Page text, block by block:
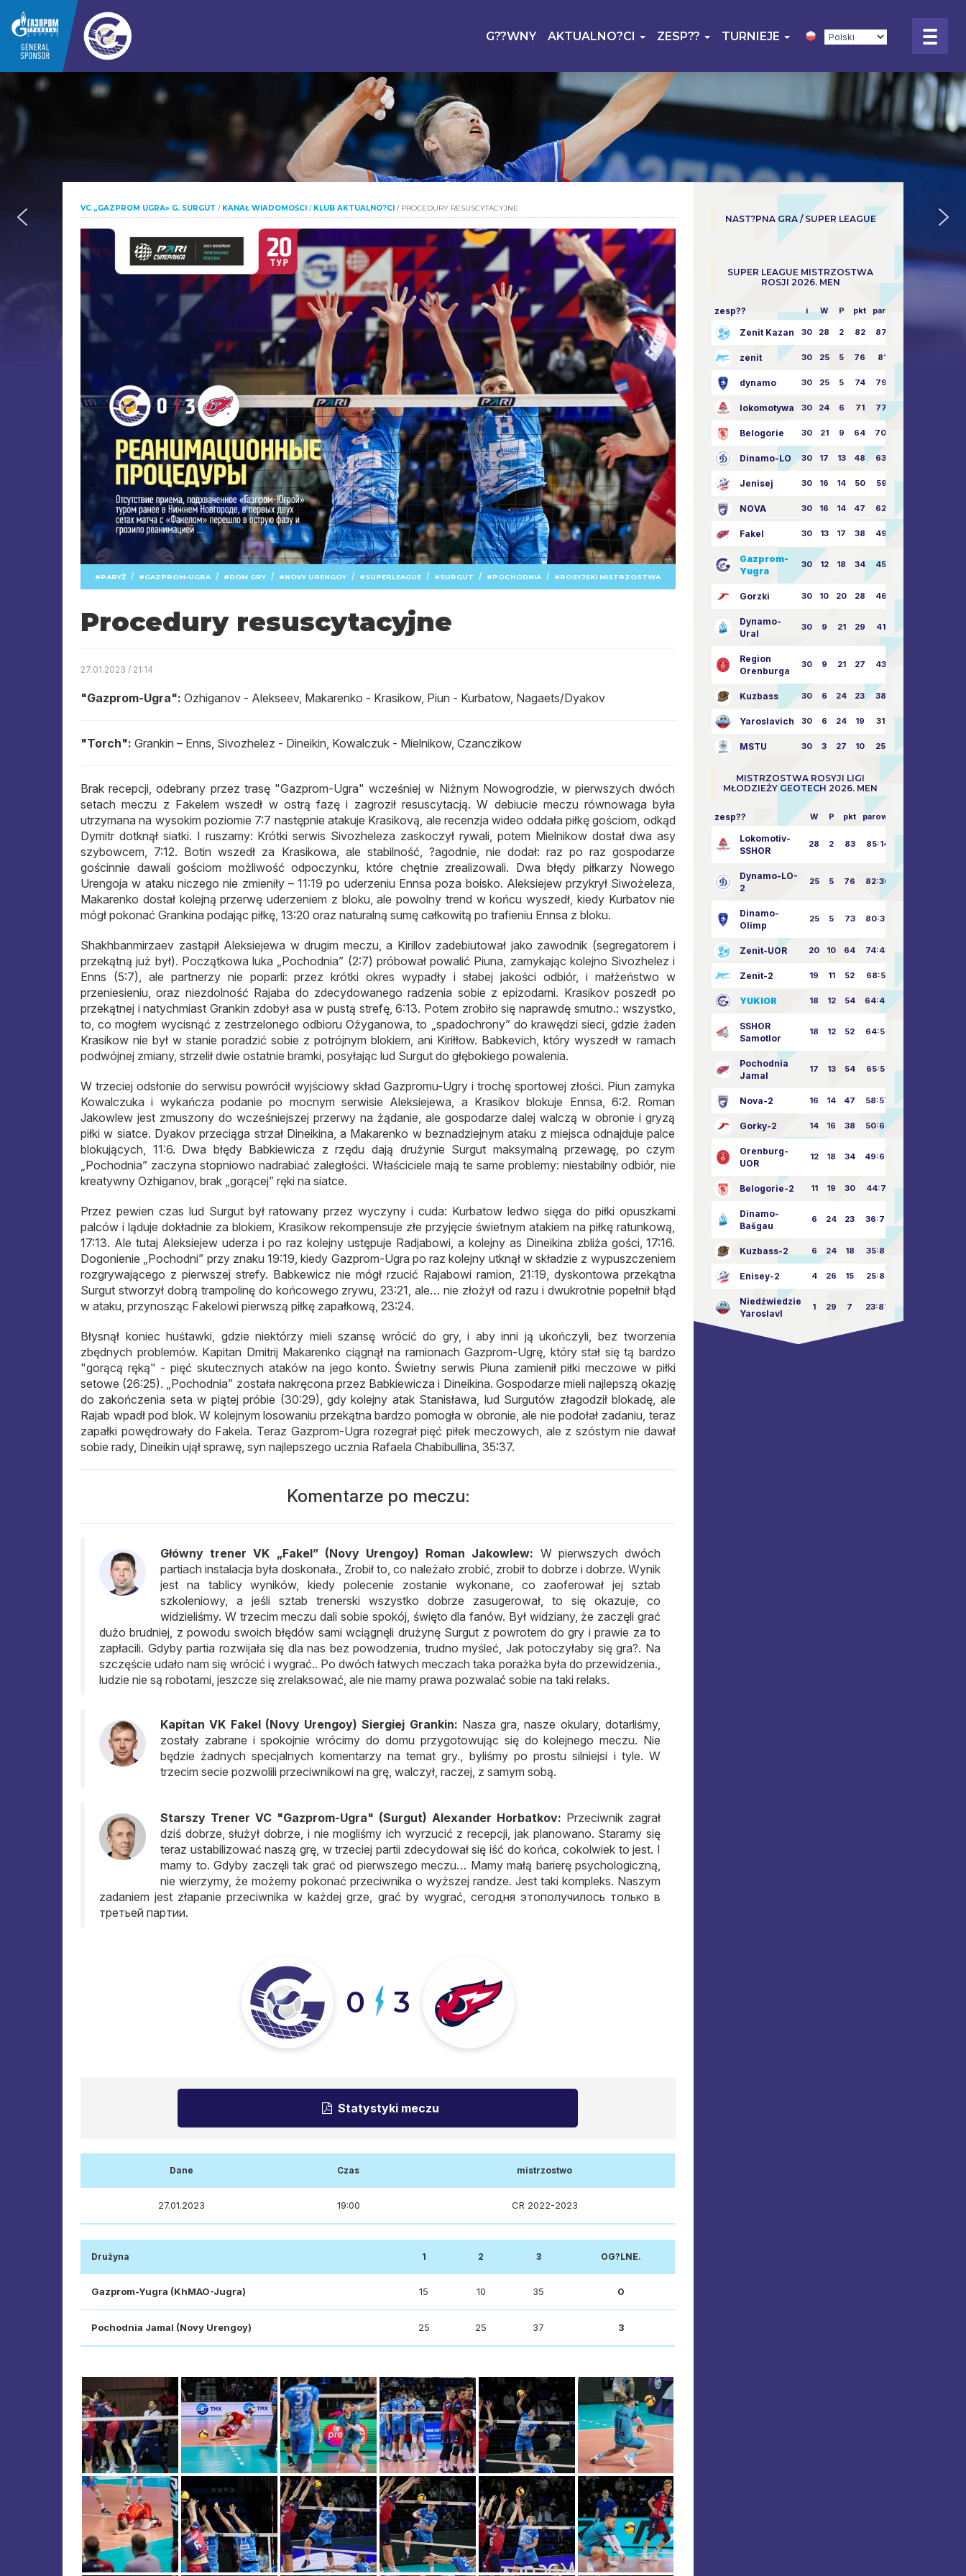
G??WNY AKTUALNO?CI ZESP?? TURNIEJE
VC „GAZPROM UGRA» G. SURGUT / KANAŁ WIADOMOŚCI / KLUB AKTUALNO?CI / PROCEDURY RESUSCYTACYJNE
PARYŻ / GAZPROM-UGRA / DOM GRY / NOVY URENGOY / SUPERLEAGUE / SURGUT / POCHODNIA / ROSYJSKI MISTRZOSTWA
Procedury resuscytacyjne
27.01.2023 / 21:14
"Gazprom-Ugra": Ozhiganov - Alekseev, Makarenko - Krasikow, Piun - Kurbatow, Nagaets/Dyakov
"Torch": Grankin – Enns, Sivozhelez - Dineikin, Kowalczuk - Mielnikow, Czanczikow
Brak recepcji, odebrany przez trasę "Gazprom-Ugra" wcześniej w Niżnym Nowogrodzie, w pierwszych dwóch
setach meczu z Fakelem wszedł w ostrą fazę i zagroził resuscytacją. W debiucie meczu równowaga była
utrzymana na wysokim poziomie 7:7 następnie atakuje Krasikovą, ale recenzja wideo oddała piłkę gościom, odkąd
Dymitr dotknął siatki. I ruszamy: Krótki serwis Sivozheleza zaskoczył rywali, potem Mielnikow dostał dwa asy
szybowcem, 7:12. Botin wszedł za Krasikowa, ale stabilność, ?agodnie, nie dodał: raz po raz gospodarze
gościnnie dawali gościom możliwość odpoczynku, które chętnie zrealizowali. Dwa błędy piłkarzy Nowego
Urengoja w ataku niczego nie zmieniły – 11:19 po uderzeniu Ennsa poza boisko. Aleksiejew przykrył Siwożeleza,
Makarenko dostał kolejną przerwę uderzeniem z bloku, ale powolny trend w końcu wyszedł, kiedy Kurbatov nie
mógł pokonać Grankina podając piłkę, 13:20 oraz naturalną sumę całkowitą po trafieniu Ennsa z bloku.
Shakhbanmirzaev zastąpił Aleksiejewa w drugim meczu, a Kirillov zadebiutował jako zawodnik (segregatorem i
przekątną już był). Początkowa luka „Pochodnia” (2:7) próbował powalić Piuna, zamykając kolejno Sivozhelez i
Enns (5:7), ale partnerzy nie poparli: przez krótki okres wypadły i słabej jakości odbiór, i małżeństwo w
przeniesieniu, oraz niezdolność Rajaba do zdecydowanego radzenia sobie z epizodami. Krasikov poszedł po
przekątnej i natychmiast Grankin zdobył asa w pustą strefę, 6:13. Potem zrobiło się naprawdę smutno.: wszystko,
to, co mogłem wycisnąć z zestrzelonego odbioru Ożyganowa, to „spadochrony” do krawędzi sieci, gdzie żaden
Krasikow nie był w stanie poradzić sobie z potrójnym blokiem, ani Kiriłłow. Babkevich, który wyszedł w ramach
podwójnej zmiany, strzelił dwie ostatnie bramki, posyłając lud Surgut do głębokiego powalenia.
W trzeciej odsłonie do serwisu powrócił wyjściowy skład Gazpromu-Ugry i trochę sportowej złości. Piun zamyka
Kowalczuka i wykańcza podanie po mocnym serwisie Aleksiejewa, a Krasikov blokuje Ennsa, 6:2. Roman
Jakowlew jest zmuszony do wcześniejszej przerwy na żądanie, ale gospodarze dalej walczą w obronie i gryzą
piłki w siatce. Dyakov przeciąga strzał Dineikina, a Makarenko w beznadziejnym ataku z miejsca odnajduje palce
blokujących, 11:6. Dwa błędy Babkiewicza z rzędu dają drużynie Surgut maksymalną przewagę, po czym
„Pochodnia” zaczyna stopniowo nadrabiać zaległości. Właściciele mają te same problemy: niestabilny odbiór, nie
kreatywny Ozhiganov, brak „gorącej” ręki na siatce.
Przez pewien czas lud Surgut był ratowany przez wyczyny i cuda: Kurbatow ledwo sięga do piłki opuszkami
palców i ląduje dokładnie za blokiem, Krasikow rekompensuje złe przyjęcie świetnym atakiem na piłkę ratunkową,
17:13. Ale tutaj Aleksiejew uderza i po raz kolejny ustępuje Radjabowi, a kolejny as Dineikina zbliża gości, 17:16.
Dogonienie „Pochodni” przy znaku 19:19, kiedy Gazprom-Ugra po raz kolejny utknął w składzie z wypuszczeniem
rozgrywającego z pierwszej strefy. Babkewicz nie mógł rzucić Rajabowi ramion, 21:19, dyskontowa przekątna
Surgut stworzył dobrą trampolinę do końcowego zrywu, 23:21, ale… nie złożył od razu i dwukrotnie popełnił błąd
w ataku, przynosząc Fakelowi pierwszą piłkę zapałkową, 23:24.
Błysnął koniec huśtawki, gdzie niektórzy mieli szansę wrócić do gry, i aby inni ją ukończyli, bez tworzenia
zbędnych problemów. Kapitan Dmitrij Makarenko ciągnął na ramionach Gazprom-Ugrę, który stał się tą bardzo
"gorącą ręką" - pięć skutecznych ataków na jego konto. Świetny serwis Piuna zamienił piłki meczowe w piłki
setowe (26:25). „Pochodnia” została nakręcona przez Babkiewicza i Dineikina. Gospodarze mieli najlepszą okazję
do zakończenia seta w piątej próbie (30:29), gdy kolejny atak Stanisława, lud Surgutów złagodził blokadę, ale
Rajab wpadł pod blok. W kolejnym losowaniu przekątna bardzo pomogła w obronie, ale nie podołał zadaniu, teraz
zapałki powędrowały do ​​Fakela. Teraz Gazprom-Ugra rozegrał pięć piłek meczowych, ale z szóstym nie dawał
sobie rady, Dineikin ujął sprawę, syn najlepszego ucznia Rafaela Chabibullina, 35:37.
Komentarze po meczu:
Główny trener VK „Fakel” (Novy Urengoy) Roman Jakowlew: W pierwszych dwóch
partiach instalacja była doskonała., Zrobił to, co należało zrobić, zrobił to dobrze i dobrze. Wynik
jest na tablicy wyników, kiedy polecenie zostanie wykonane, co zaoferował jej sztab
szkoleniowy, a jeśli sztab trenerski wszystko dobrze zasugerował, to się okazuje, co
widzieliśmy. W trzecim meczu dali sobie spokój, święto dla fanów. Był widziany, że zaczęli grać
dużo brudniej, z powodu swoich błędów sami wciągnęli drużynę Surgut z powrotem do gry i prawie za to
zapłacili. Gdyby partia rozwijała się dla nas bez powodzenia, trudno myśleć, Jak potoczyłaby się gra?. Na
szczęście udało nam się wrócić i wygrać.. Po dwóch łatwych meczach taka porażka była do przewidzenia.,
ludzie nie są robotami, jeszcze się zrelaksować, ale nie mamy prawa pozwalać sobie na taki relaks.
Kapitan VK Fakel (Novy Urengoy) Siergiej Grankin: Nasza gra, nasze okulary, dotarliśmy,
zostały zabrane i spokojnie wrócimy do domu przygotowując się do kolejnego meczu. Nie
będzie żadnych specjalnych komentarzy na temat gry., byliśmy po prostu silniejsi i tyle. W
trzecim secie pozwolili przeciwnikowi na grę, walczył, raczej, z samym sobą.
Starszy Trener VC "Gazprom-Ugra" (Surgut) Alexander Horbatkov: Przeciwnik zagrał
dziś dobrze, służył dobrze, i nie mogliśmy ich wyrzucić z recepcji, jak planowano. Staramy się
teraz ustabilizować naszą grę, w trzeciej partii zdecydował się iść do końca, cokolwiek to jest. I
mamy to. Gdyby zaczęli tak grać od pierwszego meczu… Mamy małą barierę psychologiczną,
nie wierzymy, że możemy pokonać przeciwnika o wyższej randze. Jest taki kompleks. Naszym
zadaniem jest złapanie przeciwnika w każdej grze, grać by wygrać, сегодня этополучилось только в
третьей партии.
0 3
Statystyki meczu
Dane Czas mistrzostwo
27.01.2023 19:00 CR 2022-2023
Drużyna 1 2 3 OG?LNE.
Gazprom-Yugra (KhMAO-Jugra) 15 10 35 0
Pochodnia Jamal (Novy Urengoy) 25 25 37 3
NAST?PNA GRA / SUPER LEAGUE
SUPER LEAGUE MISTRZOSTWA
ROSJI 2026. MEN
zesp?? i W P pkt parowy
Zenit Kazan 30 28 2 82 87:24
zenit 30 25 5 76 81:21
dynamo 30 25 5 74 79:26
lokomotywa 30 24 6 71 77:33
Belogorie 30 21 9 64 70:40
Dinamo-LO 30 17 13 48 63:57
Jenisej 30 16 14 50 59:53
NOVA 30 16 14 47 62:58
Fakel 30 13 17 38 49:62
Gazprom-
Yugra
30 12 18 34 45:63
Gorzki 30 10 20 28 46:73
Dynamo-
Ural
30 9 21 29 41:70
Region
Orenburga
30 9 21 27 43:73
Kuzbass 30 6 24 23 38:76
Yaroslavich 30 6 24 19 31:80
MSTU 30 3 27 10 25:87
MISTRZOSTWA ROSYJI LIGI
MŁODZIEŻY GEOTECH 2026. MEN
zesp?? W P pkt parowy
Lokomotiv-
SSHOR
28 2 83 85:14
Dynamo-LO-
2
25 5 76 82:30
Dinamo-
Olimp
25 5 73 80:32
Zenit-UOR 20 10 64 74:43
Zenit-2 19 11 52 68:51
YUKIOR 18 12 54 64:46
SSHOR
Samotlor
18 12 52 64:50
Pochodnia
Jamal
17 13 54 65:52
Nova-2 16 14 47 58:57
Gorky-2 14 16 38 50:63
Orenburg-
UOR
12 18 34 49:67
Belogorie-2 11 19 30 44:71
Dinamo-
Bašgau
6 24 23 36:75
Kuzbass-2 6 24 18 35:82
Enisey-2 4 26 15 25:82
Niedźwiedzie
Yaroslavl
1 29 7 23:87